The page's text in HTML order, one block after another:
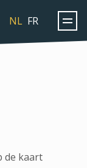
NL FR
de kaart